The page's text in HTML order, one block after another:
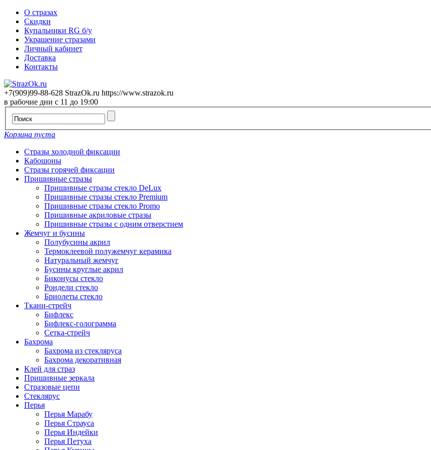
О стразах
Скидки
Купальники RG б/у
Украшение стразами
Личный кабинет
Доставка
Контакты
+7(909)99-88-628 StrazOk.ru https://www.strazok.ru
в рабочие дни с 11 до 19:00
Корзина пуста
Стразы холодной фиксации
Кабошоны
Стразы горячей фиксации
Пришивные стразы
Пришивные стразы стекло DeLux
Пришивные стразы стекло Premium
Пришивные стразы стекло Promo
Пришивные акриловые стразы
Пришивные стразы с одним отверстием
Жемчуг и бусины
Полубусины акрил
Термоклеевой полужемчуг керамика
Натуральный жемчуг
Бусины круглые акрил
Биконусы стекло
Рондели стекло
Бриолеты стекло
Ткани-стрейч
Бифлекс
Бифлекс-голограмма
Сетка-стрейч
Бахрома
Бахрома из стекляруса
Бахрома декоративная
Клей для страз
Пришивные зеркала
Cтразовые цепи
Стеклярус
Перья
Перья Марабу
Перья Страуса
Перья Индейки
Перья Петуха